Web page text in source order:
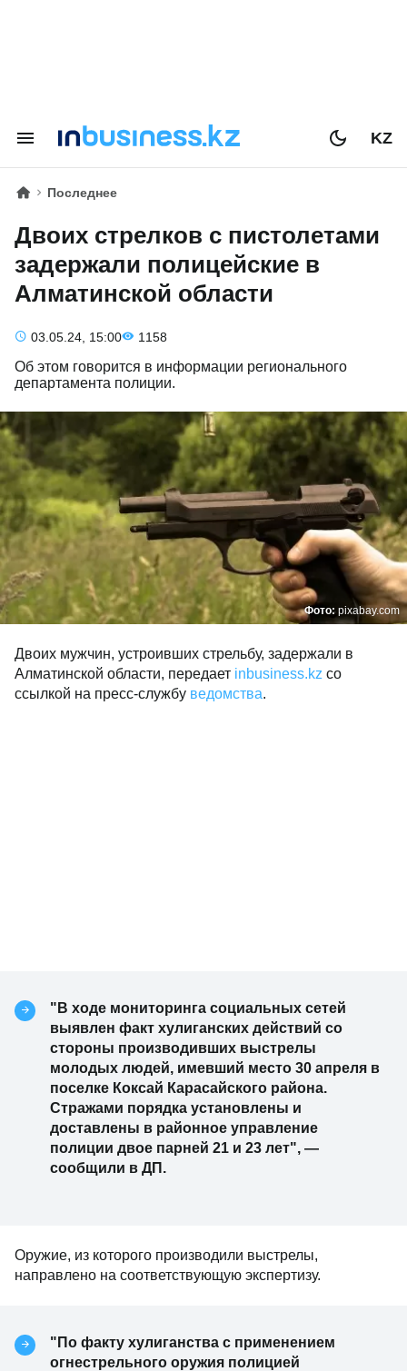
KZ
Последнее
Двоих стрелков с пистолетами
задержали полицейские в
Алматинской области
03.05.24, 15:00 1158
Об этом говорится в информации регионального
департамента полиции.
Фото: pixabay.com
Двоих мужчин, устроивших стрельбу, задержали в
Алматинской области, передает inbusiness.kz со
ссылкой на пресс-службу ведомства.
"В ходе мониторинга социальных сетей
выявлен факт хулиганских действий со
стороны производивших выстрелы
молодых людей, имевший место 30 апреля в
поселке Коксай Карасайского района.
Стражами порядка установлены и
доставлены в районное управление
полиции двое парней 21 и 23 лет", —
сообщили в ДП.
Оружие, из которого производили выстрелы,
направлено на соответствующую экспертизу.
"По факту хулиганства с применением
огнестрельного оружия полицией